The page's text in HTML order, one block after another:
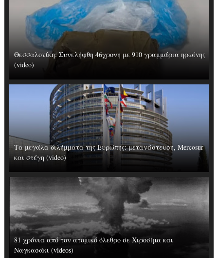
Θεσσαλονίκη: Συνελήφθη 46χρονη με 910 γραμμάρια ηρωίvης
(video)
Τα μεγάλα διλήμματα της Ευρώπης: μετανάστευση, Mercosur
και στέγη (video)
81 χρόνια από τον ατομικό όλεθρο σε Χιροσίμα και
Ναγκασάκι (videos)